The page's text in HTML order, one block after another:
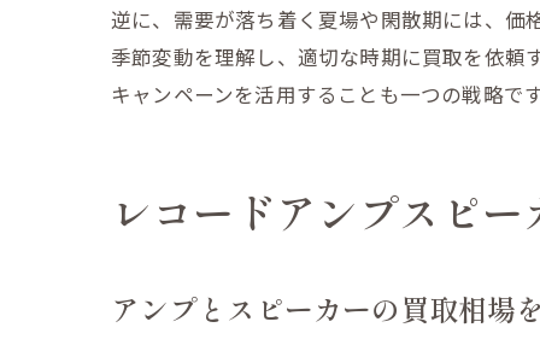
買取
逆に、需要が落ち着く夏場や閑散期には、価
季節変動を理解し、適切な時期に買取を依
キャンペーンを活用することも一つの戦略で
レコードアンプスピ
アンプとスピーカーの買取相場